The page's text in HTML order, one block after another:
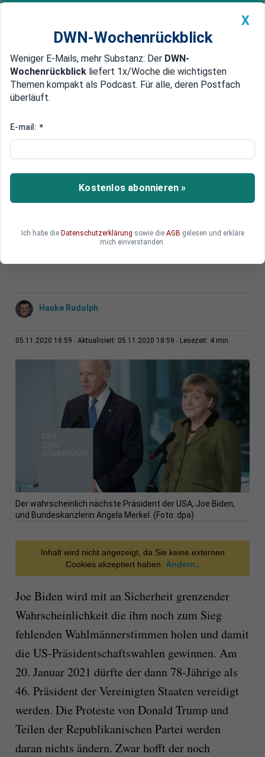
Newsticker MEIN DWN: Geldanlage Premium
Edelmetalle DWN-Magazin China
Alle jubeln über Bidens Sieg:
Präsident Trump günstiger
Trump hätte Deutschland lernen können - von
Hauke Rudolph
05.11.2020 18:59 Aktualisiert: 05.11.2020 18:59 Lesezeit: 4 min
Der wahrscheinlich nächste Präsident der USA, Joe Biden,
und Bundeskanzlerin Angela Merkel. (Foto: dpa)
Inhalt wird nicht angezeigt, da Sie keine externen
Cookies akzeptiert haben.
Ändern..
Joe Biden wird mit an Sicherheit grenzender
Wahrscheinlichkeit die ihm noch zum Sieg
fehlenden Wahlmännerstimmen holen und damit
die US-Präsidentschaftswahlen gewinnen. Am
20. Januar 2021 dürfte der dann 78-Jährige als
46. Präsident der Vereinigten Staaten vereidigt
werden. Die Proteste von Donald Trump und
Teilen der Republikanischen Partei werden
daran nichts ändern. Zwar hofft der noch
X
DWN-Wochenrückblick
Weniger E-Mails, mehr Substanz: Der DWN-
Wochenrückblick liefert 1x/Woche die wichtigsten
Themen kompakt als Podcast. Für alle, deren Postfach
überläuft.
E-mail: *
Kostenlos abonnieren »
Ich habe die Datenschutzerklärung sowie die AGB gelesen und erkläre
mich einverstanden.